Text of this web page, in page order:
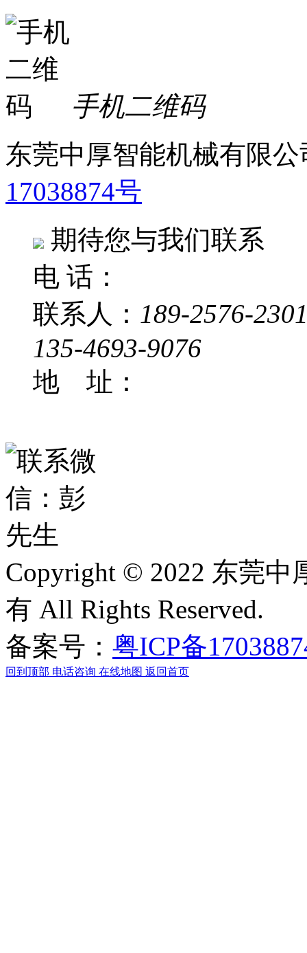
手机二维码
东莞中厚智能机械有限
17038874号
期待您与我们联系
电 话：
联系人： 189-2576-
135-4693-9076
地 址：
Copyright © 2022 东莞
有 All Rights Reserved.
备案号： 粤ICP备
回到顶部 电话咨询 在线地图 返回首页